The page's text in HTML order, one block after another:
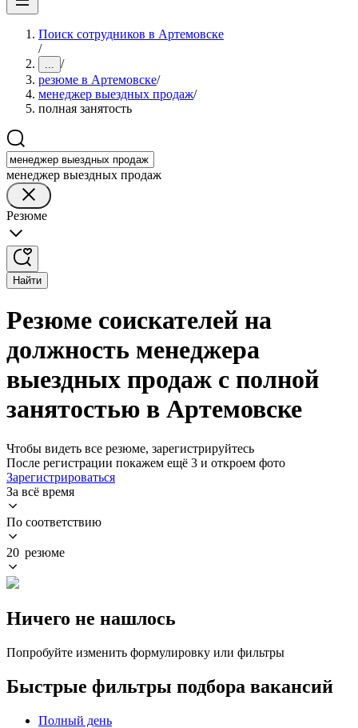
Поиск сотрудников в Артемовске
/
... /
резюме в Артемовске/
менеджер выездных продаж/
полная занятость
менеджер выездных продаж
Резюме
Найти
Резюме соискателей на
должность менеджера
выездных продаж с полной
занятостью в Артемовске
Чтобы видеть все резюме, зарегистрируйтесь
После регистрации покажем ещё 3 и откроем фото
Зарегистрироваться
За всё время
По соответствию
20 резюме
Ничего не нашлось
Попробуйте изменить формулировку или фильтры
Быстрые фильтры подбора вакансий
Полный день